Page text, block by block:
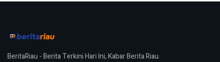
BeritaRiau - Berita Terkini Hari Ini, Kabar Berita Riau.